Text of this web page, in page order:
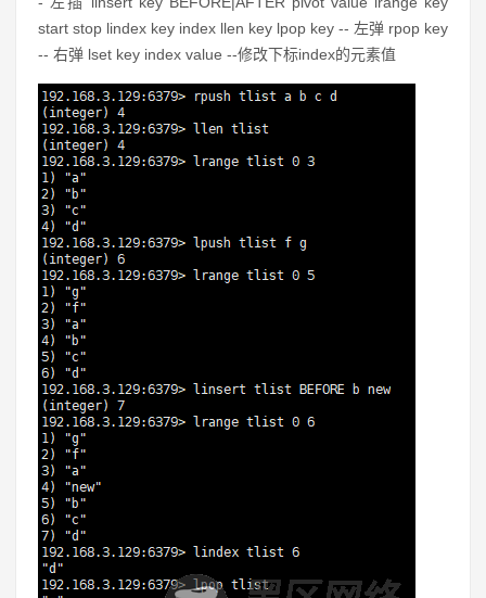
start stop lindex key index llen key lpop key -- 左弹 rpop key
-- 右弹 lset key index value --修改下标index的元素值